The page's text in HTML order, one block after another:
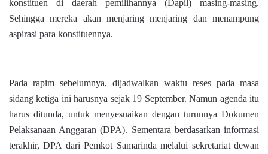
konstituen di daerah pemilihannya (Dapil) masing-masing.
Sehingga mereka akan menjaring menjaring dan menampung
aspirasi para konstituennya.
Pada rapim sebelumnya, dijadwalkan waktu reses pada masa
sidang ketiga ini harusnya sejak 19 September. Namun agenda itu
harus ditunda, untuk menyesuaikan dengan turunnya Dokumen
Pelaksanaan Anggaran (DPA). Sementara berdasarkan informasi
terakhir, DPA dari Pemkot Samarinda melalui sekretariat dewan